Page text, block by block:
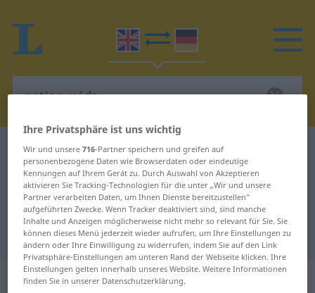
Englisch-Deutsch Wörterbuch nation-wide
Englisch-Deutsch Übersetzung für
"nation-wide"
"nation-wide" Deutsch Übersetzung
„nation-wide“: adjective | adverb
Ihre Privatsphäre ist uns wichtig
Wir und unsere716-Partner speichern und greifen auf
personenbezogene Daten wie Browserdaten oder eindeutige
Kennungen auf Ihrem Gerät zu. Durch Auswahl von Akzeptieren
aktivieren Sie Tracking-Technologien für die unter „Wir und unsere
Partner verarbeiten Daten, um Ihnen Dienste bereitzustellen“
aufgeführten Zwecke. Wenn Tracker deaktiviert sind, sind manche
Inhalte und Anzeigen möglicherweise nicht mehr so relevant für Sie. Sie
können dieses Menü jederzeit wieder aufrufen, um Ihre Einstellungen zu
ändern oder Ihre Einwilligung zu widerrufen, indem Sie auf den Link
Privatsphäre-Einstellungen am unteren Rand der Webseite klicken. Ihre
Einstellungen gelten innerhalb unseres Website. Weitere Informationen
finden Sie in unserer Datenschutzerklärung.